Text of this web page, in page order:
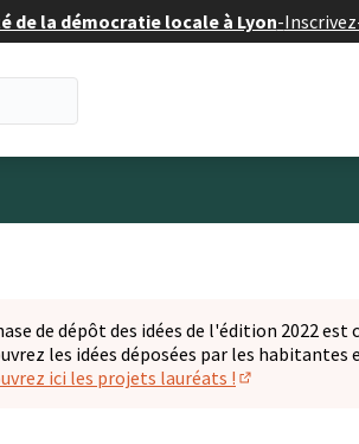
de la démocratie locale à Lyon-
de dépôt des idées de l'édition 2022 est
les idées déposées par les
ici les projets lauréats !